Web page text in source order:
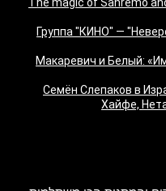
Группа "КИНО" —
Макаревич и Белый:
Семён Слепаков в
Хайфе,